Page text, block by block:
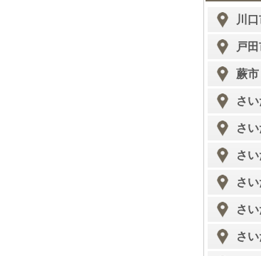
川
戸
蕨市
さ
さ
さ
さ
さ
さ